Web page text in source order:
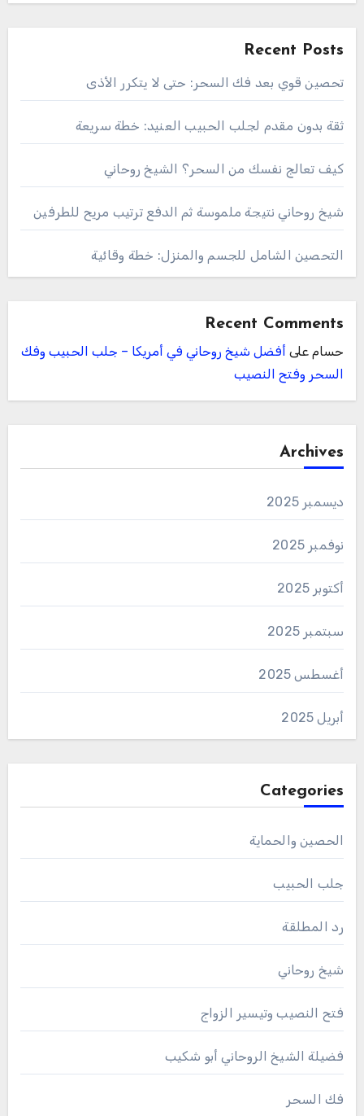
Recent Posts
تحصين قوي بعد فك السحر: حتى لا يتكرر الأذى
ثقة بدون مقدم لجلب الحبيب العنيد: خطة سريعة
كيف تعالج نفسك من السحر؟ الشيخ روحاني
شيخ روحاني نتيجة ملموسة ثم الدفع ترتيب مريح للطرفين
التحصين الشامل للجسم والمنزل: خطة وقائية
Recent Comments
حسامعلى أفضل شيخ روحاني في أمريكا – جلب الحبيب وفك
السحر وفتح النصيب
Archives
ديسمبر 2025
نوفمبر 2025
أكتوبر 2025
سبتمبر 2025
أغسطس 2025
أبريل 2025
Categories
الحصين والحماية
جلب الحبيب
رد المطلقة
شيخ روحاني
فتح النصيب وتيسير الزواج
فضيلة الشيخ الروحاني أبو شكيب
فك السحر